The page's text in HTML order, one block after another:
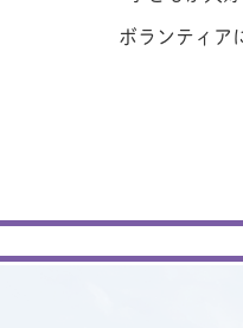
ボランティア